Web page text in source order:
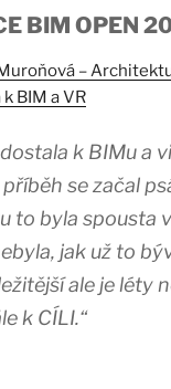
BIM OPEN
–
BIM a VR
k BIMu a
se začal
to byla spousta
jak už to
ale je léty
k CÍLI.“